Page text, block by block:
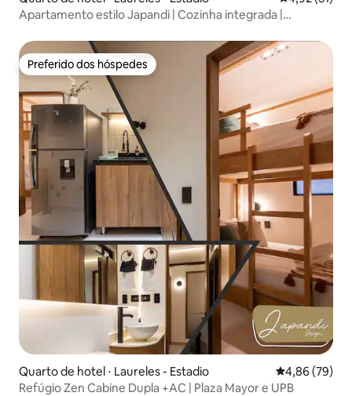
Apartamento estilo Japandi | Cozinha integrada |
Preferido dos hóspedes
Preferido dos hóspedes
Quarto de hotel ⋅ Laureles - Estadio 4,86 de uma
4,86 (79)
Refúgio Zen Cabine Dupla +AC | Plaza Mayor e UPB